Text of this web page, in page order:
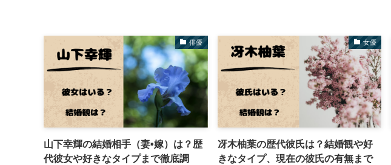
俳優
山下幸輝の結婚相手（妻•嫁）は？歴
代彼女や好きなタイプまで徹底調
女優
冴木柚葉の歴代彼氏は？結婚観や好
きなタイプ、現在の彼氏の有無まで